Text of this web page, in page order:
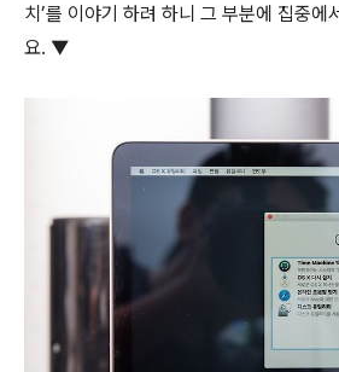
치’를 이야기 하려 하니 그 부분에 집중에
요. ▼